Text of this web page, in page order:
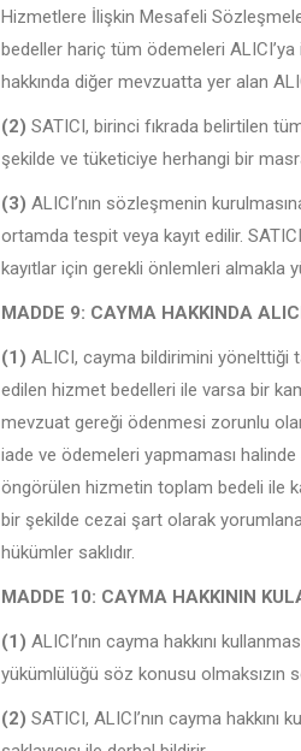
Hizmetlere İlişkin Mesafeli
bedeller hariç tüm ödemeleri
hakkında diğer mevzuatta yer alan
(2) SATICI, birinci fıkrada belirtilen
şekilde ve tüketiciye herhangi bir
(3) ALICI’nın sözleşmenin
ortamda tespit veya kayıt edilir.
kayıtlar için gerekli önlemleri almakla
MADDE 9: CAYMA HAKKINDA
(1) ALICI, cayma bildirimini yönelttiği
edilen hizmet bedelleri ile varsa bir
mevzuat gereği ödenmesi zorunlu
iade ve ödemeleri yapmaması
öngörülen hizmetin toplam bedeli ile
bir şekilde cezai şart olarak
hükümler saklıdır.
MADDE 10: CAYMA HAKKININ
(1) ALICI’nın cayma hakkını
yükümlülüğü söz konusu olmaksızın
(2) SATICI, ALICI’nın cayma hakkını